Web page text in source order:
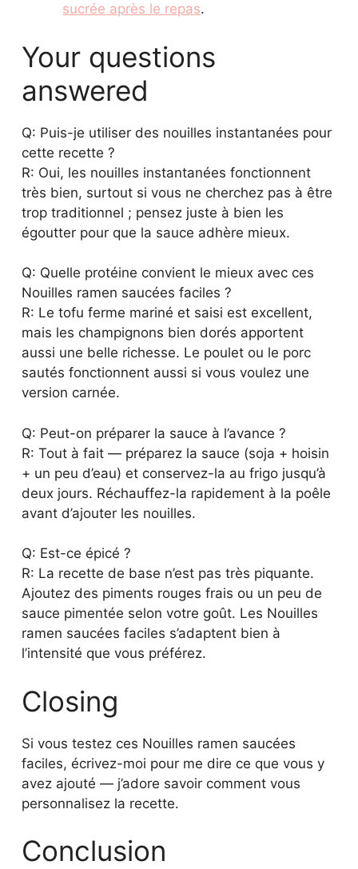
sucrée après le repas.
Your questions
answered
Q: Puis-je utiliser des nouilles instantanées pour
cette recette ?
R: Oui, les nouilles instantanées fonctionnent
très bien, surtout si vous ne cherchez pas à être
trop traditionnel ; pensez juste à bien les
égoutter pour que la sauce adhère mieux.
Q: Quelle protéine convient le mieux avec ces
Nouilles ramen saucées faciles ?
R: Le tofu ferme mariné et saisi est excellent,
mais les champignons bien dorés apportent
aussi une belle richesse. Le poulet ou le porc
sautés fonctionnent aussi si vous voulez une
version carnée.
Q: Peut-on préparer la sauce à l’avance ?
R: Tout à fait — préparez la sauce (soja + hoisin
+ un peu d’eau) et conservez-la au frigo jusqu’à
deux jours. Réchauffez-la rapidement à la poêle
avant d’ajouter les nouilles.
Q: Est-ce épicé ?
R: La recette de base n’est pas très piquante.
Ajoutez des piments rouges frais ou un peu de
sauce pimentée selon votre goût. Les Nouilles
ramen saucées faciles s’adaptent bien à
l’intensité que vous préférez.
Closing
Si vous testez ces Nouilles ramen saucées
faciles, écrivez-moi pour me dire ce que vous y
avez ajouté — j’adore savoir comment vous
personnalisez la recette.
Conclusion